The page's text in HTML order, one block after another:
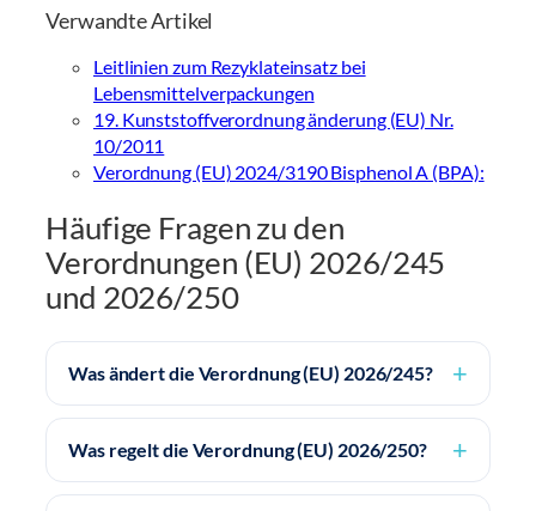
Verwandte Artikel
Leitlinien zum Rezyklateinsatz bei
Lebensmittelverpackungen
19. Kunststoffverordnung änderung (EU) Nr.
10/2011
Verordnung (EU) 2024/3190 Bisphenol A (BPA):
Häufige Fragen zu den
Verordnungen (EU) 2026/245
und 2026/250
Was ändert die Verordnung (EU) 2026/245?
Was regelt die Verordnung (EU) 2026/250?